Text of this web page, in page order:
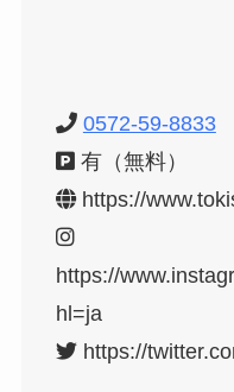
0572-59-8833
有（無料）
https://
https://
hl=ja
https://